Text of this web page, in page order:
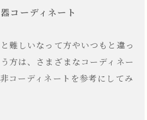
コーディネート
難しいなって方やいつもと違っ
方は、さまざまなコーディネー
コーディネートを参考にしてみ